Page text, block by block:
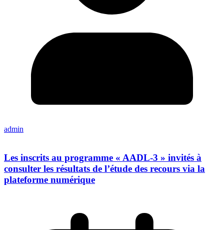
admin
Les inscrits au programme « AADL-3 » invités à
consulter les résultats de l’étude des recours via la
plateforme numérique